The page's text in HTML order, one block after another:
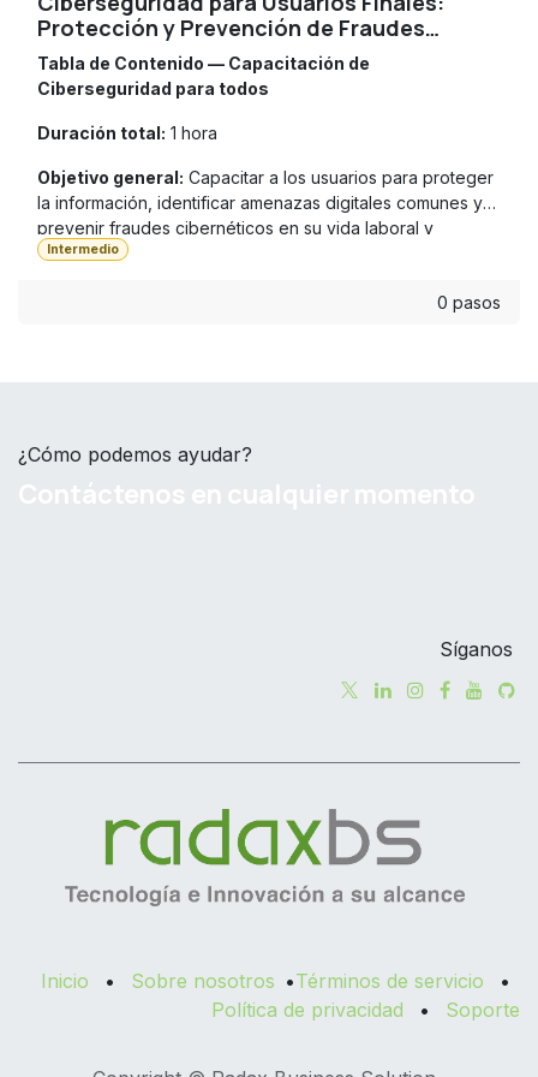
Protección y Prevención de Fraudes
Digitales
Tabla de Contenido — Capacitación de
Ciberseguridad para todos
Duración total: 1 hora
Objetivo general: Capacitar a los usuarios para proteger
la información, identificar amenazas digitales comunes y
prevenir fraudes cibernéticos en su vida laboral y
personal.
Intermedio
0 pasos
¿Cómo podemos ayudar?
Síganos
Inicio • Sobre nosotros •Términos de servicio
•
Política de privacidad
• Soporte